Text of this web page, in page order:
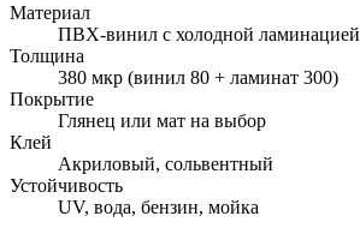
Материал
ПВХ-винил с холодной ламинацией
Толщина
380 мкр (винил 80 + ламинат 300)
Покрытие
Глянец или мат на выбор
Клей
Акриловый, сольвентный
Устойчивость
UV, вода, бензин, мойка